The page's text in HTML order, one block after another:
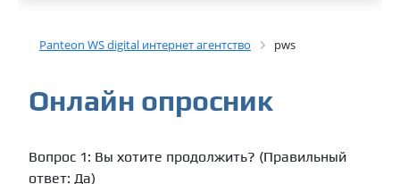
Panteon WS digital интернет агентство pws
Онлайн опросник
Вопрос 1: Вы хотите продолжить? (Правильный
ответ: Да)